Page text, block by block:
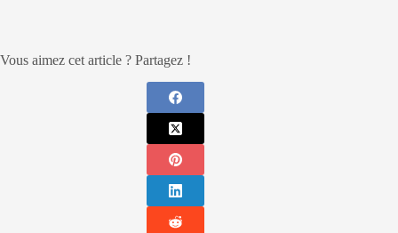
Vous aimez cet article ? Partagez !